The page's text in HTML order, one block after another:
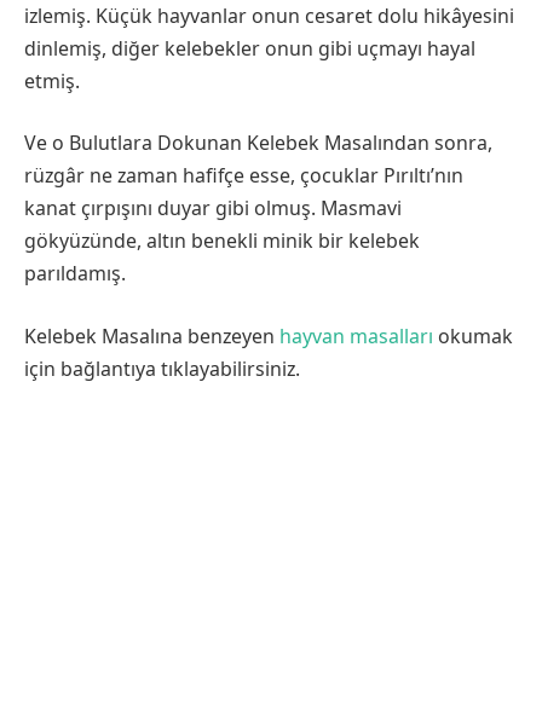
izlemiş. Küçük hayvanlar onun cesaret dolu hikâyesini
dinlemiş, diğer kelebekler onun gibi uçmayı hayal
etmiş.
Ve o Bulutlara Dokunan Kelebek Masalından sonra,
rüzgâr ne zaman hafifçe esse, çocuklar Pırıltı’nın
kanat çırpışını duyar gibi olmuş. Masmavi
gökyüzünde, altın benekli minik bir kelebek
parıldamış.
Kelebek Masalına benzeyen hayvan masalları okumak
için bağlantıya tıklayabilirsiniz.